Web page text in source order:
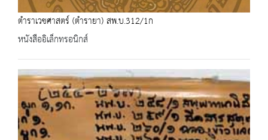
ตำราเวชศาสตร์ (ตำรายา) สพ.บ.312/1ก
หนังสืออิเล็กทรอนิกส์